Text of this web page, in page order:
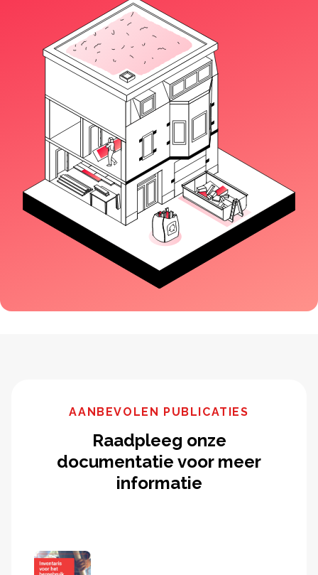
AANBEVOLEN PUBLICATIES
Raadpleeg onze
documentatie voor meer
informatie